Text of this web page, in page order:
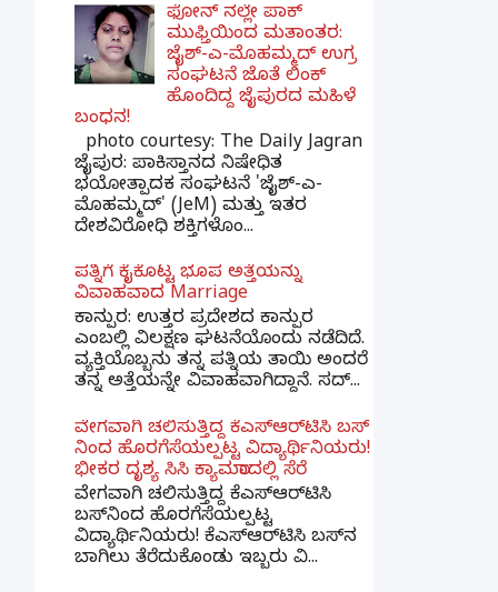
ಫೋನ್ ನಲ್ಲೇ ಪಾಕ್
ಮುಫ್ತಿಯಿಂದ ಮತಾಂತರ:
ಜೈಶ್-ಎ-ಮೊಹಮ್ಮದ್ ಉಗ್ರ
ಸಂಘಟನೆ ಜೊತೆ ಲಿಂಕ್
ಹೊಂದಿದ್ದ ಜೈಪುರದ ಮಹಿಳೆ
ಬಂಧನ!
photo courtesy: The Daily Jagran
ಜೈಪುರ: ಪಾಕಿಸ್ತಾನದ ನಿಷೇಧಿತ
ಭಯೋತ್ಪಾದಕ ಸಂಘಟನೆ 'ಜೈಶ್-ಎ-
ಮೊಹಮ್ಮದ್' (JeM) ಮತ್ತು ಇತರ
ದೇಶವಿರೋಧಿ ಶಕ್ತಿಗಳೊಂ...
ಪತ್ನಿಗೆ ಕೈಕೊಟ್ಟ ಭೂಪ ಅತ್ತೆಯನ್ನು
ವಿವಾಹವಾದ Marriage
ಕಾನ್ಪುರ: ಉತ್ತರ ಪ್ರದೇಶದ ಕಾನ್ಪುರ
ಎಂಬಲ್ಲಿ ವಿಲಕ್ಷಣ ಘಟನೆಯೊಂದು ನಡೆದಿದೆ.
ವ್ಯಕ್ತಿಯೊಬ್ಬನು ತನ್ನ ಪತ್ನಿಯ ತಾಯಿ ಅಂದರೆ
ತನ್ನ ಅತ್ತೆಯನ್ನೇ ವಿವಾಹವಾಗಿದ್ದಾನೆ. ಸದ್...
ವೇಗವಾಗಿ ಚಲಿಸುತ್ತಿದ್ದ ಕೆಎಸ್​ಆರ್​ಟಿಸಿ ಬಸ್​
ನಿಂದ ಹೊರಗೆಸೆಯಲ್ಪಟ್ಟ ವಿದ್ಯಾರ್ಥಿನಿಯರು!
ಭೀಕರ ದೃಶ್ಯ ಸಿಸಿ ಕ್ಯಾಮರಾದಲ್ಲಿ ಸೆರೆ
ವೇಗವಾಗಿ ಚಲಿಸುತ್ತಿದ್ದ ಕೆಎಸ್‌ಆರ್‌ಟಿಸಿ
ಬಸ್‌ನಿಂದ ಹೊರಗೆಸೆಯಲ್ಪಟ್ಟ
ವಿದ್ಯಾರ್ಥಿನಿಯರು! ಕೆಎಸ್‌ಆರ್‌ಟಿಸಿ ಬಸ್‌ನ
ಬಾಗಿಲು ತೆರೆದುಕೊಂಡು ಇಬ್ಬರು ವಿ...